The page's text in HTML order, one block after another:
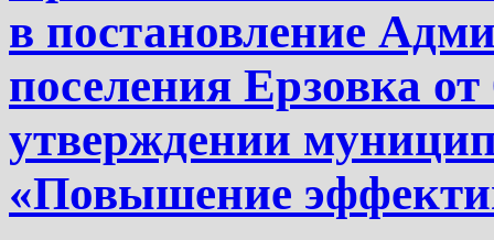
в постановление
поселения Ерзовка
утверждении
«Повышение